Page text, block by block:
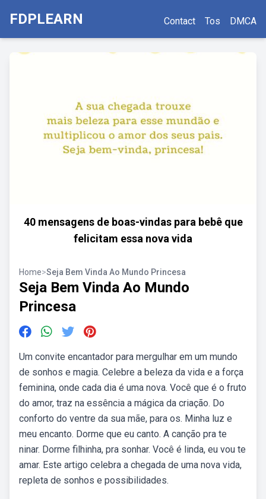
FDPLEARN Contact Tos DMCA
40 mensagens de boas-vindas para bebê que
felicitam essa nova vida
Home>Seja Bem Vinda Ao Mundo Princesa
Seja Bem Vinda Ao Mundo
Princesa
Um convite encantador para mergulhar em um mundo
de sonhos e magia. Celebre a beleza da vida e a força
feminina, onde cada dia é uma nova. Você que é o fruto
do amor, traz na essência a mágica da criação. Do
conforto do ventre da sua mãe, para os. Minha luz e
meu encanto. Dorme que eu canto. A canção pra te
ninar. Dorme filhinha, pra sonhar. Você é linda, eu vou te
amar. Este artigo celebra a chegada de uma nova vida,
repleta de sonhos e possibilidades.